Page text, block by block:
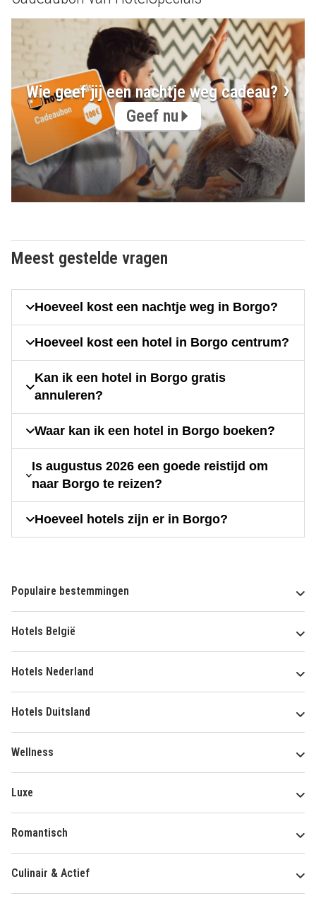
Wie geef jij een nachtje weg cadeau?
Geef nu
Meest gestelde vragen
Hoeveel kost een nachtje weg in Borgo?
Hoeveel kost een hotel in Borgo centrum?
Kan ik een hotel in Borgo gratis
annuleren?
Waar kan ik een hotel in Borgo boeken?
Is augustus 2026 een goede reistijd om
naar Borgo te reizen?
Hoeveel hotels zijn er in Borgo?
Populaire bestemmingen
Hotels België
Hotels Nederland
Hotels Duitsland
Wellness
Luxe
Romantisch
Culinair & Actief